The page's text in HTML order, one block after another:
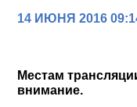
14 ИЮНЯ 2016
Местам
внимание.